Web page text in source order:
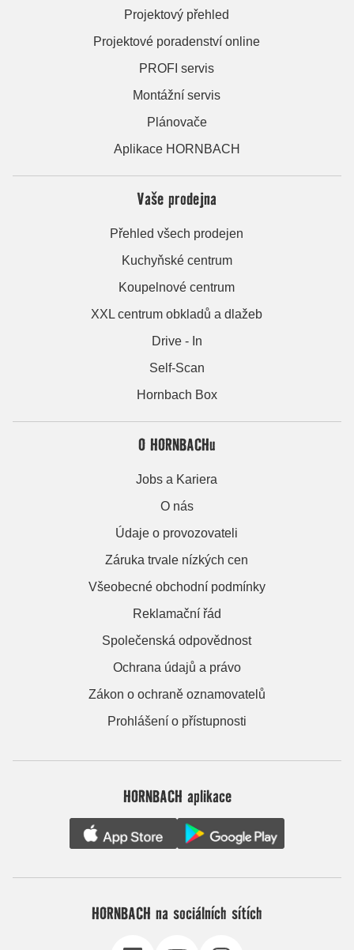
Projektový přehled
Projektové poradenství online
PROFI servis
Montážní servis
Plánovače
Aplikace HORNBACH
Vaše prodejna
Přehled všech prodejen
Kuchyňské centrum
Koupelnové centrum
XXL centrum obkladů a dlažeb
Drive - In
Self-Scan
Hornbach Box
O HORNBACHu
Jobs a Kariera
O nás
Údaje o provozovateli
Záruka trvale nízkých cen
Všeobecné obchodní podmínky
Reklamační řád
Společenská odpovědnost
Ochrana údajů a právo
Zákon o ochraně oznamovatelů
Prohlášení o přístupnosti
HORNBACH aplikace
HORNBACH na sociálních sítích